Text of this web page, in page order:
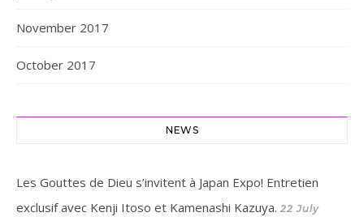
November 2017
October 2017
NEWS
Les Gouttes de Dieu s’invitent à Japan Expo! Entretien
exclusif avec Kenji Itoso et Kamenashi Kazuya. 22 July